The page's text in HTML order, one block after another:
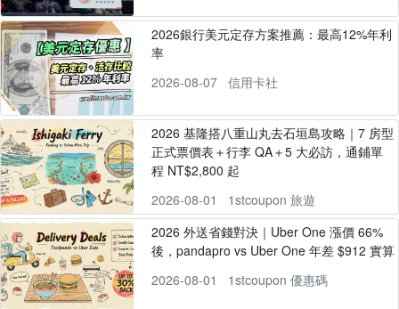
2026銀行美元定存方案推薦：最高12%年利
率
2026-08-07
信用卡社
2026 基隆搭八重山丸去石垣島攻略｜7 房型
正式票價表＋行李 QA＋5 大必訪，通鋪單
程 NT$2,800 起
2026-08-01
1stcoupon 旅遊
2026 外送省錢對決｜Uber One 漲價 66%
後，pandapro vs Uber One 年差 $912 實算
2026-08-01
1stcoupon 優惠碼